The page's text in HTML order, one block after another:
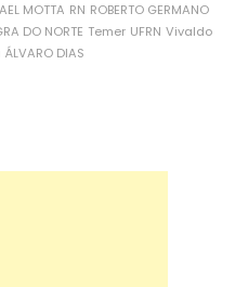
MOTTA RN ROBERTO GERMANO
DO NORTE Temer UFRN Vivaldo
ÁLVARO DIAS